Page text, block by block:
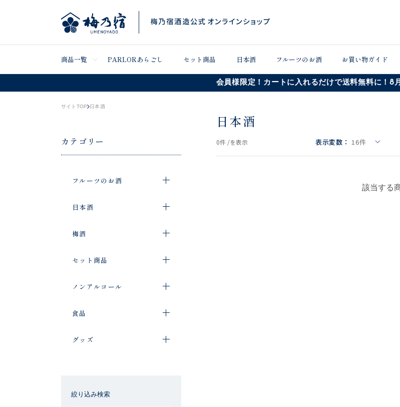
商品一覧 PARLORあらごし セット商品 日本酒 フルーツのお酒 お買い物ガイド
会員様限定！カートに入れるだけで送料無料に！8
サイトTOP 日本酒
カテゴリー
フルーツのお酒
日本酒
梅酒
セット商品
ノンアルコール
食品
グッズ
絞り込み検索
日本酒
0件 /を表示 表示変数： 16件
該当する